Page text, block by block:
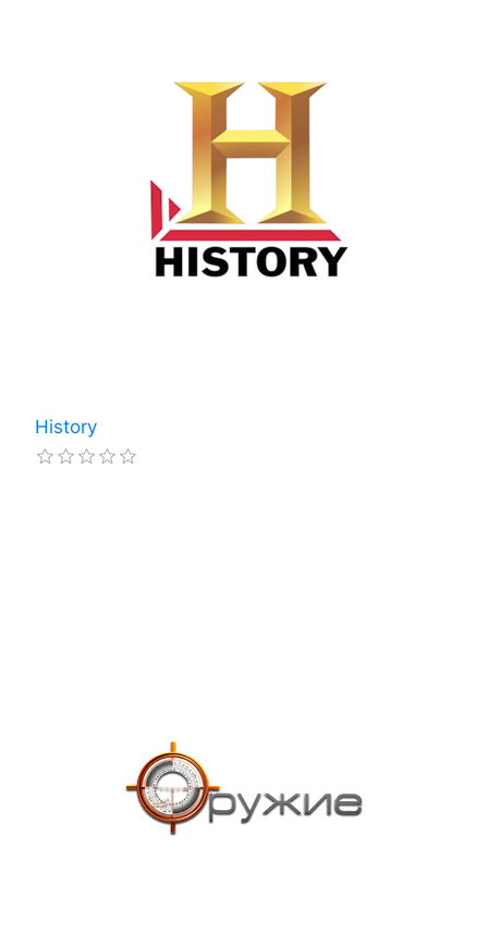
History